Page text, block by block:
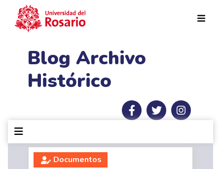
Blog Archivo
Histórico
Documentos